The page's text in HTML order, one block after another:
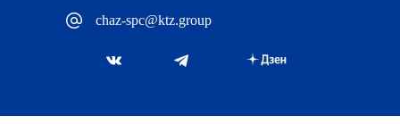
chaz-spc@ktz.group